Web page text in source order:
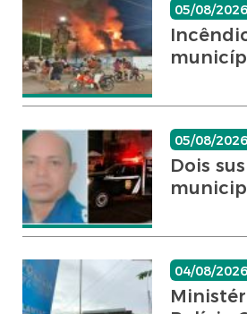
05/08/2026
05/08/2026
Dois
04/08/2026